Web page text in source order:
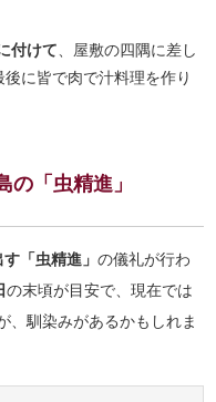
付けて、屋敷の四隅に差し
に皆で肉で汁料理を作り
の「虫精進」
「虫精進」の儀礼が行わ
の末頃が目安で、現在では
、馴染みがあるかもしれま